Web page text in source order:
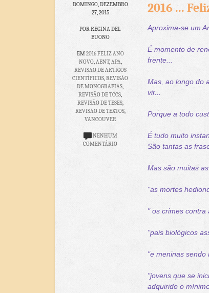
DOMINGO, DEZEMBRO
27, 2015
POR REGINA DEL
BUONO
EM2016 FELIZ ANO
NOVO,ABNT,APA,
REVISÃO DE ARTIGOS
CIENTÍFICOS,REVISÃO
DE MONOGRAFIAS,
REVISÃO DE TCCS,
REVISÃO DE TESES,
REVISÃO DE TEXTOS,
VANCOUVER
NENHUM
COMENTÁRIO
2016 ...
Aproxima-se um
É momento de
frente...
Mas, ao longo do
vir...
Porque a todo
É tudo muito
São tantas as
Mas são muitas
"as mortes
" os crimes
"pais biológicos
"e meninas sendo
"jovens que se
adquirido o